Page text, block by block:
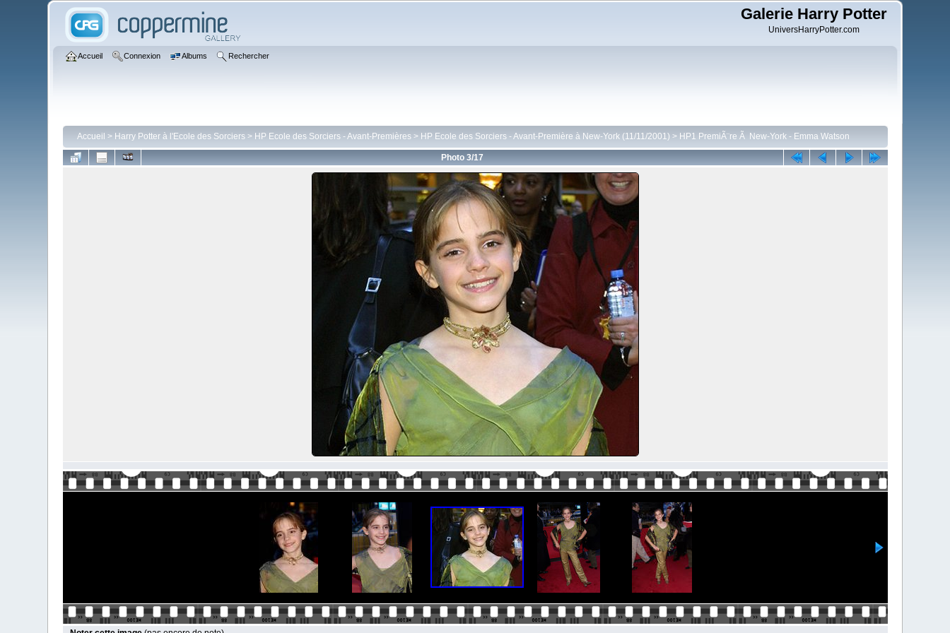
Galerie Harry Potter
UniversHarryPotter.com
Accueil Connexion Albums Rechercher
Accueil > Harry Potter à l'Ecole des Sorciers> HP Ecole des Sorciers - Avant-Premières> HP Ecole des Sorciers - Avant-Première à New-York (11/11/2001) > HP1 PremiÃ¨re Ã New-York - Emma Watson
Photo 3/17